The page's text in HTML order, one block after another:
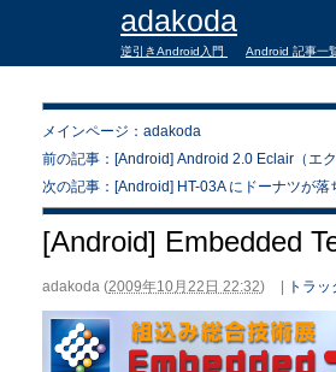
adakoda
逆引きAndroid入門 Android 記事一
メインページ：adakoda
前の記事：[Android] Android 2.0 Eclair（エ
次の記事：[Android] HT-03A にドーナツが落
[Android] Embedded
adakoda (2009年10月22日 22:32) トラ